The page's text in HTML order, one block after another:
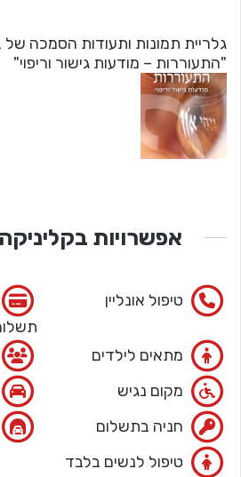
גלריית תמונות ותעודות הסמכה
"התעוררות – מודעות גישור וריפוי"
אפשרויות בקליניקה
טיפול אונליין
מתאים לילדים
מקום נגיש
חניה בתשלום
טיפול לנשים בלבד